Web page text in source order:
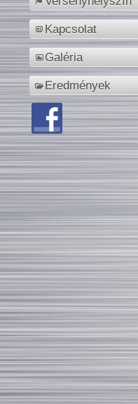
Kapcsolat
Galéria
Eredmények